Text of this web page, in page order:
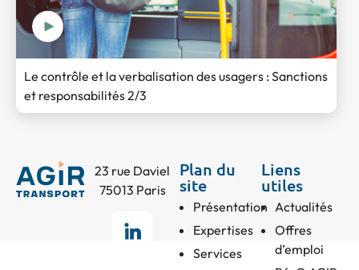
Le contrôle et la verbalisation des usagers : Sanctions
et responsabilités 2/3
23 rue Daviel
75013 Paris
Plan du
site
Présentation
Expertises
Services
Liens
utiles
Actualités
Offres
d’emploi